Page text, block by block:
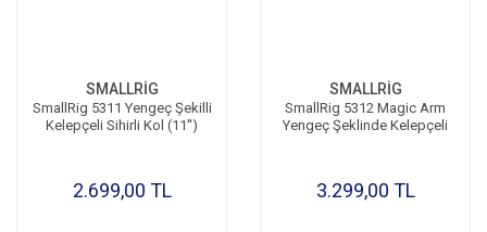
SMALLRİG
SmallRig 5311 Yengeç Şekilli
Kelepçeli Sihirli Kol (11'')
2.699,00 TL
SMALLRİG
SmallRig 5312 Magic Arm
Yengeç Şeklinde Kelepçeli
3.299,00 TL